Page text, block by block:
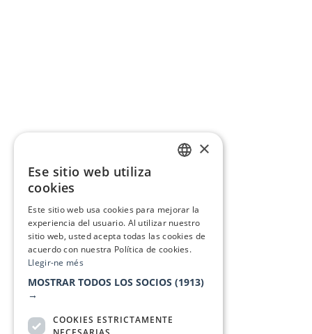
×
Ese sitio web utiliza
cookies
Este sitio web usa cookies para mejorar la
experiencia del usuario. Al utilizar nuestro
sitio web, usted acepta todas las cookies de
acuerdo con nuestra Política de cookies.
Llegir-ne més
MOSTRAR TODOS LOS SOCIOS (1913)
→
COOKIES ESTRICTAMENTE